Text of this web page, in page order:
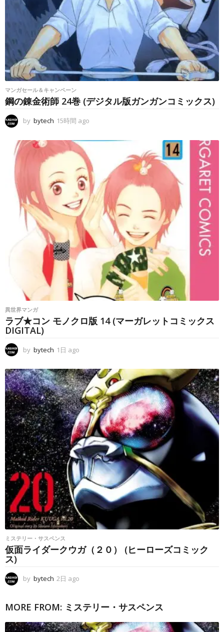
マンガセール＆キャンペーン
鋼の錬金術師 24巻 (デジタル版ガンガンコミックス)
by bytech 15時間 ago
時
a
g
o
異世界マンガ
ラブ★コン モノクロ版 14 (マーガレットコミックス
DIGITAL)
by bytech 1日 ago
a
g
o
ミステリー・サスペンス
仮面ライダークウガ（２０） (ヒーローズコミック
ス)
by bytech 2日 ago
g
MORE FROM: ミステリー・サスペンス